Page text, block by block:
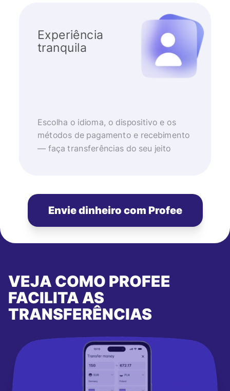
Experiência
tranquila
Escolha o idioma, o dispositivo e os
métodos de pagamento e recebimento
— faça transferências do seu jeito
Envie dinheiro com Profee
VEJA COMO PROFEE
FACILITA AS
TRANSFERÊNCIAS